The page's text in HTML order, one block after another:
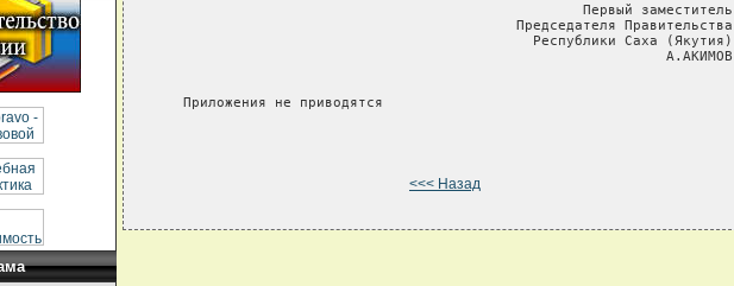
                                                   Первый заместитель
                                           Председателя Правительства
                                             Республики Саха (Якутия)
                                                             А.АКИМОВ
   Приложения не приводятся
<<< Назад